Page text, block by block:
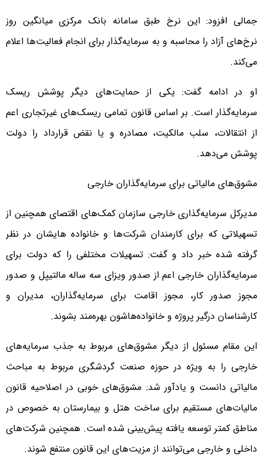
جمالی افزود: این نرخ طبق سامانه بانک مرکزی میانگین روز
نرخ‌های آزاد را محاسبه و به سرمایه‌گذار برای انجام فعالیت‌ها اعلام
می‌کند.
او در ادامه گفت: یکی از حمایت‌های دیگر پوشش ریسک
سرمایه‌گذار است. بر اساس قانون تمامی ریسک‌های غیرتجاری اعم
از انتقالات، سلب مالکیت، مصادره و یا نقض قرارداد را دولت
پوشش می‌دهد.
مشوق‌های مالیاتی برای سرمایه‌گذاران خارجی
مدیرکل سرمایه‌گذاری خارجی سازمان کمک‌های اقتصای همچنین از
تسهیلاتی که برای کارمندان شرکت‌ها و خانواده هایشان در نظر
گرفته شده خبر داد و گفت: تسهیلات مختلفی را که دولت برای
سرمایه‌گذاران خارجی اعم از صدور ویزای سه ساله مالتیپل و صدور
مجوز صدور کار، مجوز اقامت برای سرمایه‌گذاران، مدیران و
کارشناسان درگیر پروژه و خانواده‌هاشون بهره‌مند بشوند.
این مقام مسئول از دیگر مشوق‌های مربوط به جذب سرمایه‌های
خارجی را به ویژه در حوزه صنعت گردشگری مربوط به مباحث
مالیاتی دانست و یادآور شد:‌ مشوق‌های خوبی در اصلاحیه قانون
مالیات‌های مستقیم برای ساخت هتل و بیمارستان به خصوص در
مناطق کمتر توسعه یافته پیش‌بینی شده است. همچنین شرکت‌های
داخلی و خارجی می‌توانند از مزیت‌های این قانون منتفع شوند.